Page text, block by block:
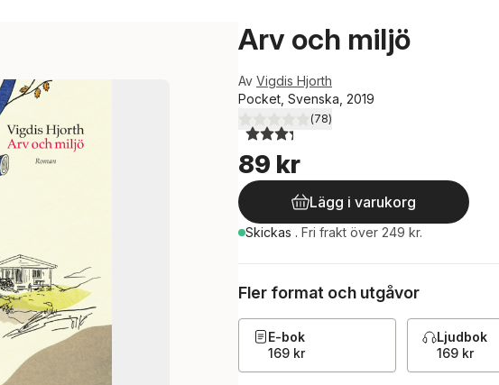
Arv och miljö
Av Vigdis Hjorth
Pocket, Svenska, 2019
3,3utav 5 stjärnor. Totalt antal röster:
(78)
89 kr
Lägg i varukorg
Skickas . Fri frakt över 249 kr.
Fler format och utgåvor
E-bok
169 kr
Ljudbok
169 kr